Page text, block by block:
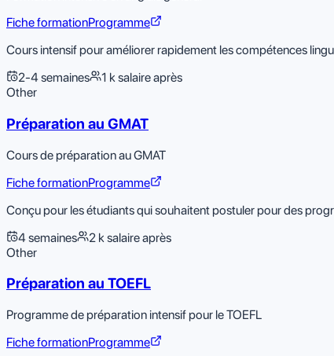
Fiche formationProgramme
Cours intensif pour améliorer rapidement les compétences
2-4 semaines
1 k salaire après
Other
Préparation au GMAT
Cours de préparation au GMAT
Fiche formationProgramme
Conçu pour les étudiants qui souhaitent postuler pour des
4 semaines
2 k salaire après
Other
Préparation au TOEFL
Programme de préparation intensif pour le TOEFL
Fiche formationProgramme